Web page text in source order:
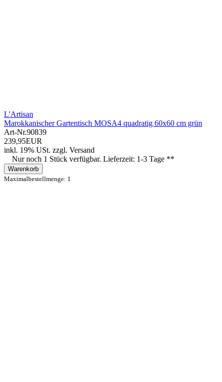
L'Artisan
Marokkanischer Gartentisch MOSA4 quadratig 60x60 cm grün
Art-Nr.90839
239,95EUR
inkl. 19% USt. zzgl. Versand
Nur noch 1 Stück verfügbar. Lieferzeit: 1-3 Tage **
Warenkorb
Maximalbestellmenge: 1